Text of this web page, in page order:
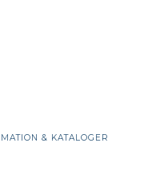
& KATALOGER